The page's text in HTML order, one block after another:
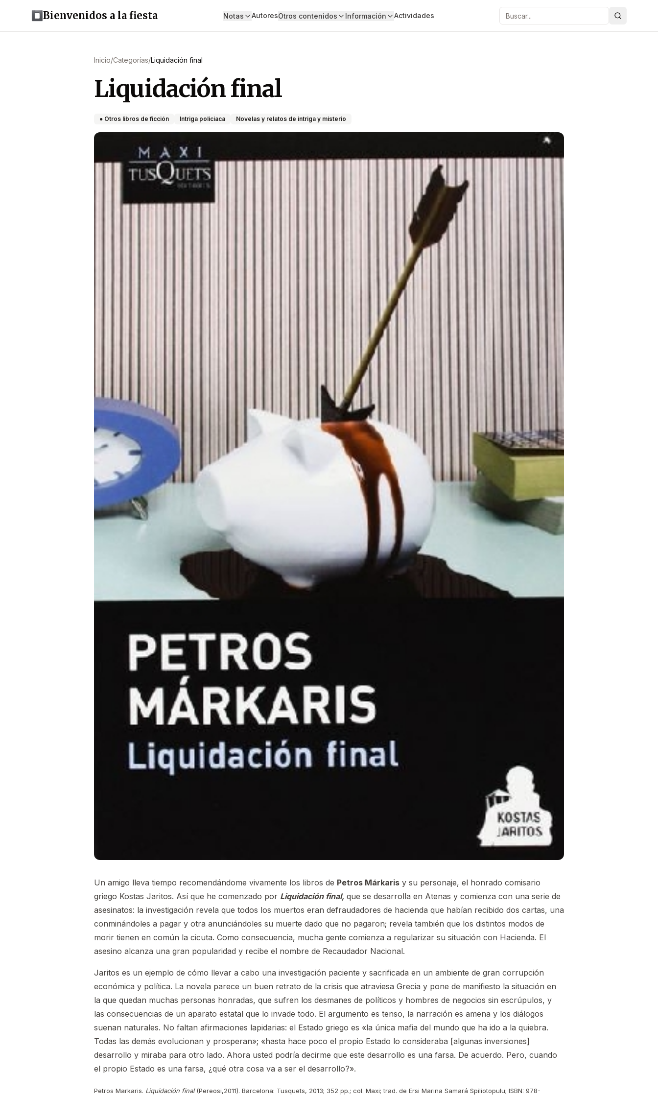
Bienvenidos a la fiesta Notas AutoresOtros contenidos Información Actividades Buscar
Inicio/Categorías/Liquidación final
Liquidación final
● Otros libros de ficción Intriga policiaca Novelas y relatos de intriga y misterio
Un amigo lleva tiempo recomendándome vivamente los libros de Petros Márkaris y su personaje, el honrado comisario
griego Kostas Jaritos. Así que he comenzado por Liquidación final, que se desarrolla en Atenas y comienza con una serie de
asesinatos: la investigación revela que todos los muertos eran defraudadores de hacienda que habían recibido dos cartas, una
conminándoles a pagar y otra anunciándoles su muerte dado que no pagaron; revela también que los distintos modos de
morir tienen en común la cicuta. Como consecuencia, mucha gente comienza a regularizar su situación con Hacienda. El
asesino alcanza una gran popularidad y recibe el nombre de Recaudador Nacional.
Jaritos es un ejemplo de cómo llevar a cabo una investigación paciente y sacrificada en un ambiente de gran corrupción
económica y política. La novela parece un buen retrato de la crisis que atraviesa Grecia y pone de manifiesto la situación en
la que quedan muchas personas honradas, que sufren los desmanes de políticos y hombres de negocios sin escrúpulos, y
las consecuencias de un aparato estatal que lo invade todo. El argumento es tenso, la narración es amena y los diálogos
suenan naturales. No faltan afirmaciones lapidarias: el Estado griego es «la única mafia del mundo que ha ido a la quiebra.
Todas las demás evolucionan y prosperan»; «hasta hace poco el propio Estado lo consideraba [algunas inversiones]
desarrollo y miraba para otro lado. Ahora usted podría decirme que este desarrollo es una farsa. De acuerdo. Pero, cuando
el propio Estado es una farsa, ¿qué otra cosa va a ser el desarrollo?».
Petros Markaris. Liquidación final(Pereosi,2011). Barcelona: Tusquets, 2013; 352 pp.; col. Maxi; trad. de Ersi Marina Samará Spiliotopulu; ISBN: 978-